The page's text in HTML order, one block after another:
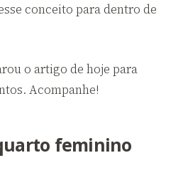
conceito para dentro de
o artigo de hoje para
Acompanhe!
feminino